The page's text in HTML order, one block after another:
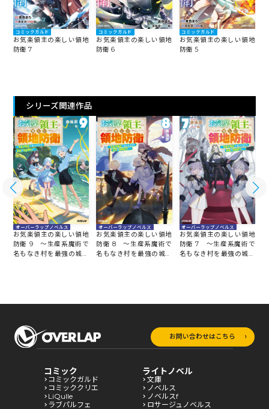
コミックガルド
お気楽領主の楽しい領地
防衛 7
コミックガルド
お気楽領主の楽しい領地
防衛 6
コミックガルド
お気楽領主の楽しい領地
防衛 5
シリーズ関連作品
オーバーラップノベルス
お気楽領主の楽しい領地
防衛 9 ～生産系魔術で
名もなき村を最強の城塞
オーバーラップノベルス
お気楽領主の楽しい領地
防衛 8 ～生産系魔術で
名もなき村を最強の城塞
オーバーラップノベルス
お気楽領主の楽しい領地
防衛 7 ～生産系魔術で
名もなき村を最強の城塞
お問い合わせはこちら
コミック
コミックガルド
コミッククリエ
LiQulle
ラブパルフェ
ライトノベル
文庫
ノベルス
ノベルスf
ロサージュノベルス